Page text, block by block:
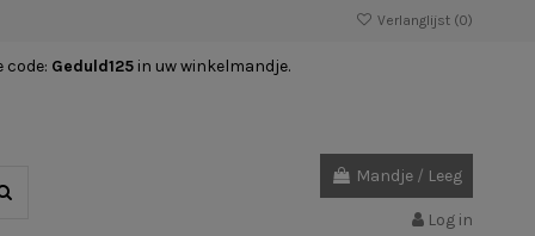
Verlanglijst (0)
code: Geduld125 in uw winkelmandje.
Mandje / Leeg
Log in